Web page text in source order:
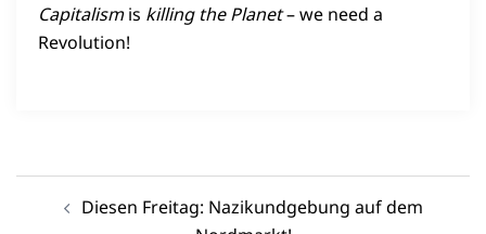
Capitalismis killing the Planet– we need a
Revolution!
Beitragsnavigation
Diesen Freitag: Nazikundgebung auf dem